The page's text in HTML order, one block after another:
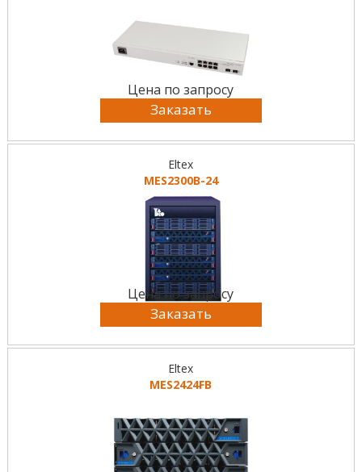
Цена по запросу
Заказать
Eltex
MES2300B-24
Цена по запросу
Заказать
Eltex
MES2424FB